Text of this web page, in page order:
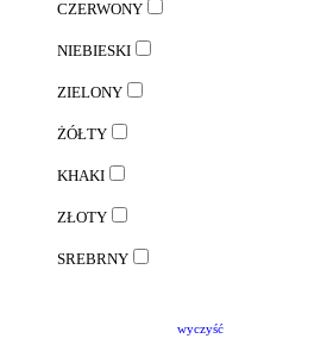
CZERWONY
NIEBIESKI
ZIELONY
ŻÓŁTY
KHAKI
ZŁOTY
SREBRNY
wyczyść